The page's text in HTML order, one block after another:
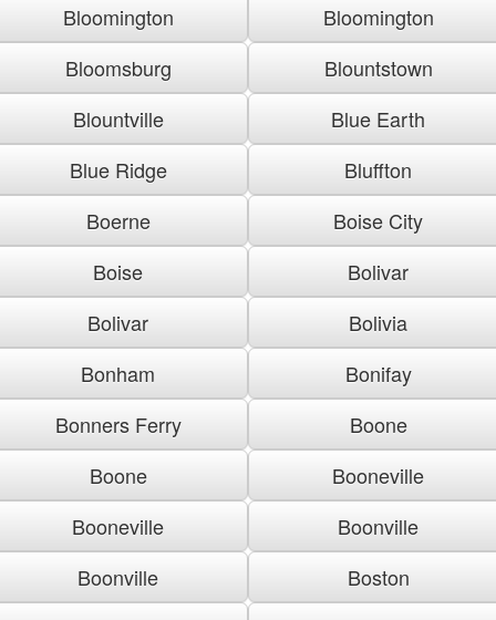
Bloomington
Bloomington
Bloomsburg
Blountstown
Blountville
Blue Earth
Blue Ridge
Bluffton
Boerne
Boise City
Boise
Bolivar
Bolivar
Bolivia
Bonham
Bonifay
Bonners Ferry
Boone
Boone
Booneville
Booneville
Boonville
Boonville
Boston